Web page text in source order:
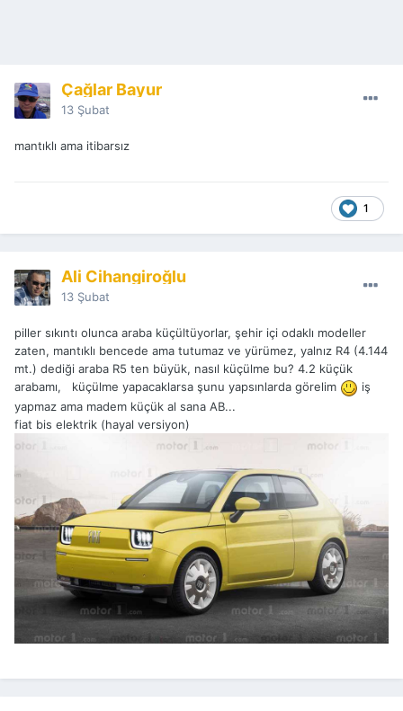
Çağlar Bayur
13 Şubat
mantıklı ama itibarsız
1
Ali Cihangiroğlu
13 Şubat
piller sıkıntı olunca araba küçültüyorlar, şehir içi odaklı modeller
zaten, mantıklı bencede ama tutumaz ve yürümez, yalnız R4 (4.144
mt.) dediği araba R5 ten büyük, nasıl küçülme bu? 4.2 küçük
arabamı, küçülme yapacaklarsa şunu yapsınlarda görelim
iş
yapmaz ama madem küçük al sana AB...
fiat bis elektrik (hayal versiyon)